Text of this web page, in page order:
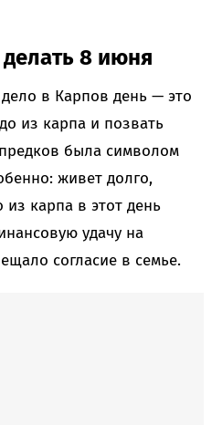
8 июня
в Карпов день — это
из карпа и позвать
была символом
живет долго,
карпа в этот день
удачу на
согласие в семье.